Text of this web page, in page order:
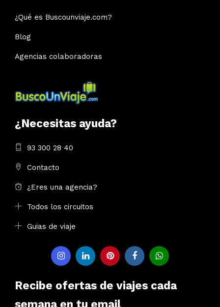
¿Qué es Buscounviaje.com?
Blog
Agencias colaboradoras
¿Necesitas ayuda?
93 300 28 40
Contacto
¿Eres una agencia?
Todos los circuitos
Guias de viaje
Recibe ofertas de viajes cada
semana en tu email